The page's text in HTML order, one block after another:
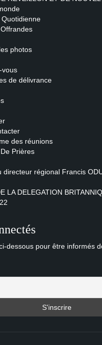
Quotidienne
photos
vous
de délivrance
des réunions
Prières
directeur régional Francis
LA DELEGATION
dessous pour être informés